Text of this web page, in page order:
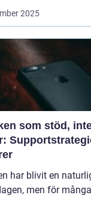
2025
som stöd,
har blivit en
men för många